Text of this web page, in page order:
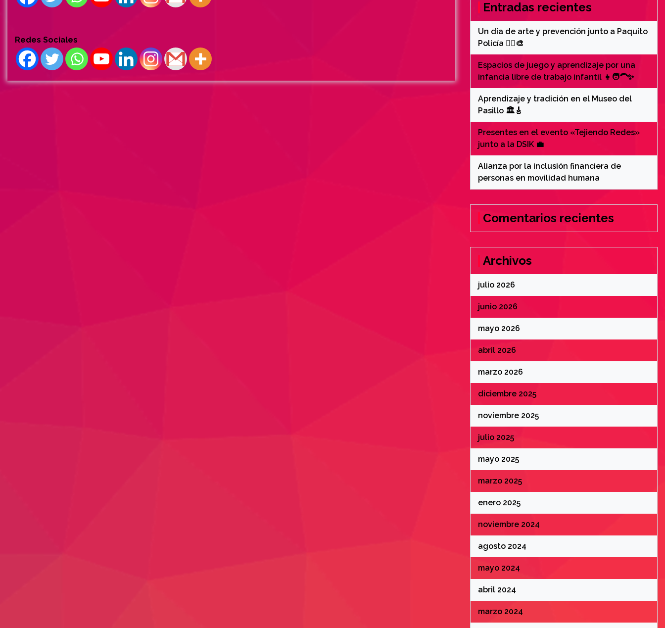
Redes Sociales
Entradas recientes
Un día de arte y prevención junto a Paquito
Policía 👮‍♂️🎨
Espacios de juego y aprendizaje por una
infancia libre de trabajo infantil 👧🧑‍🦱✨
Aprendizaje y tradición en el Museo del
Pasillo 🏛️🎸
Presentes en el evento «Tejiendo Redes»
junto a la DSIK 💼
Alianza por la inclusión financiera de
personas en movilidad humana
Comentarios recientes
Archivos
julio 2026
junio 2026
mayo 2026
abril 2026
marzo 2026
diciembre 2025
noviembre 2025
julio 2025
mayo 2025
marzo 2025
enero 2025
noviembre 2024
agosto 2024
mayo 2024
abril 2024
marzo 2024